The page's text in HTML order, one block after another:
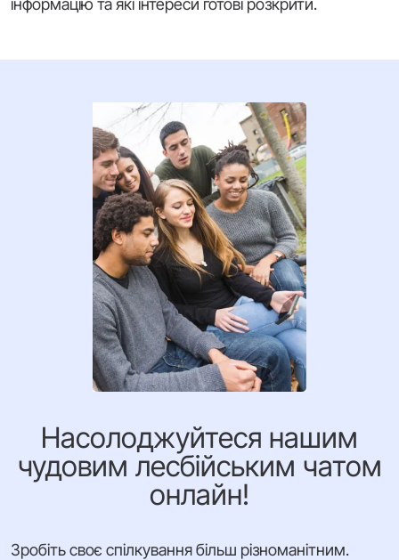
Насолоджуйтеся нашим
чудовим лесбійським чатом
онлайн!
Зробіть своє спілкування більш різноманітним.